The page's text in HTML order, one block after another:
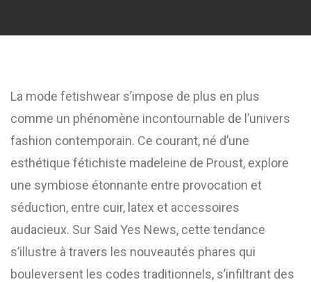
La mode fetishwear s’impose de plus en plus
comme un phénomène incontournable de l’univers
fashion contemporain. Ce courant, né d’une
esthétique fétichiste madeleine de Proust, explore
une symbiose étonnante entre provocation et
séduction, entre cuir, latex et accessoires
audacieux. Sur Said Yes News, cette tendance
s’illustre à travers les nouveautés phares qui
bouleversent les codes traditionnels, s’infiltrant des